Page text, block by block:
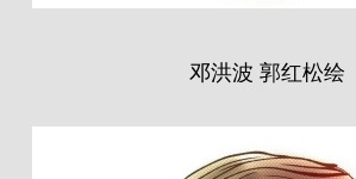
邓洪波 郭红松绘